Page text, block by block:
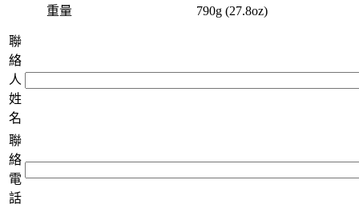
重量 790g (27.8oz)
聯
絡
人
姓
名
聯
絡
電
話